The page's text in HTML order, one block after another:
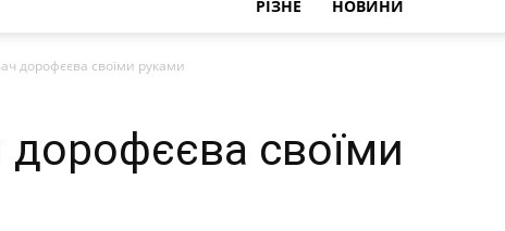
РІЗНЕ НОВИНИ
дорофєєва своїми руками
своїми